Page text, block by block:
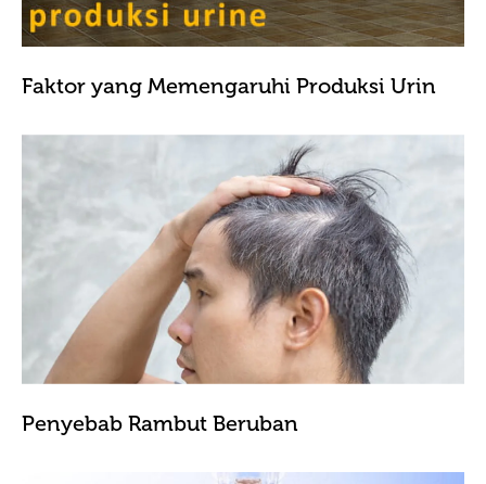
Faktor yang Memengaruhi Produksi Urin
Penyebab Rambut Beruban